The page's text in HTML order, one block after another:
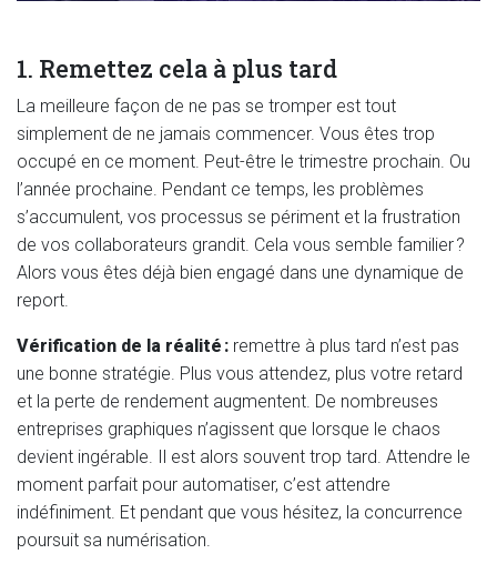
1. Remettez cela à plus tard
La meilleure façon de ne pas se tromper est tout
simplement de ne jamais commencer. Vous êtes trop
occupé en ce moment. Peut-être le trimestre prochain. Ou
l’année prochaine. Pendant ce temps, les problèmes
s’accumulent, vos processus se périment et la frustration
de vos collaborateurs grandit. Cela vous semble familier ?
Alors vous êtes déjà bien engagé dans une dynamique de
report.
Vérification de la réalité : remettre à plus tard n’est pas
une bonne stratégie. Plus vous attendez, plus votre retard
et la perte de rendement augmentent. De nombreuses
entreprises graphiques n’agissent que lorsque le chaos
devient ingérable. Il est alors souvent trop tard. Attendre le
moment parfait pour automatiser, c’est attendre
indéfiniment. Et pendant que vous hésitez, la concurrence
poursuit sa numérisation.